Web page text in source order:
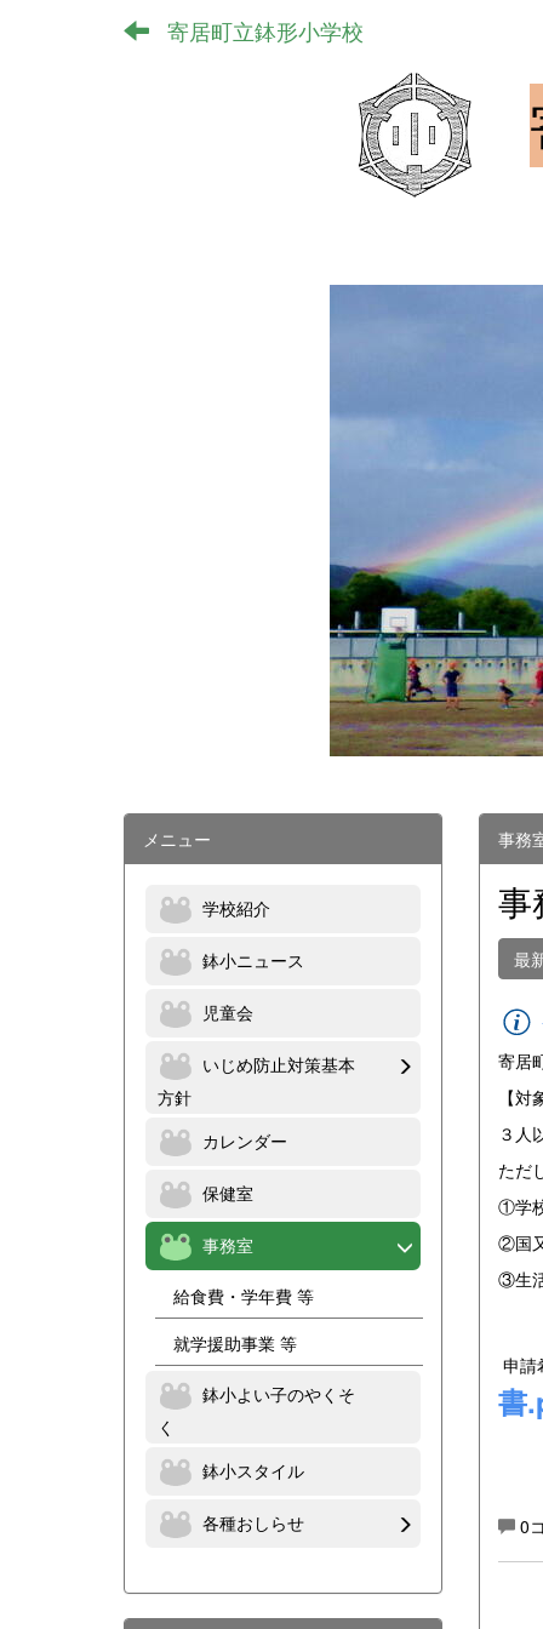
寄居町立鉢形小学校
事務
事
最
寄居
【対
３人
ただ
①学
②国
③生
申請
書
0
メニュー
学校紹介
鉢小ニュース
児童会
いじめ防止対策基本
方針
カレンダー
保健室
事務室
給食費・学年費 等
就学援助事業 等
鉢小よい子のやくそ
く
鉢小スタイル
各種おしらせ